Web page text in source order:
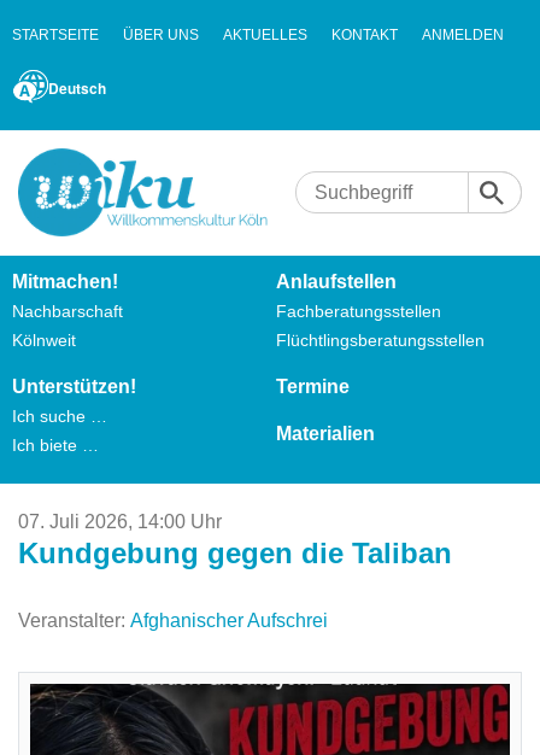
STARTSEITE ÜBER UNS AKTUELLES KONTAKT ANMELDEN
Deutsch
Mitmachen!
Nachbarschaft
Kölnweit
Anlaufstellen
Fachberatungsstellen
Flüchtlingsberatungsstellen
Unterstützen!
Ich suche …
Ich biete …
Termine
Materialien
07. Juli 2026, 14:00 Uhr
Kundgebung gegen die Taliban
Veranstalter: Afghanischer Aufschrei